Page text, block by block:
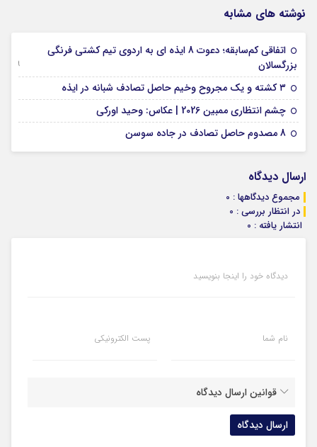
نوشته های مشابه
اتفاقی کم‌سابقه؛ دعوت 8 ایذه ای به اردوی تیم کشتی فرنگی
بزرگسالان
09 جولای 2026
۳ کشته و یک مجروح وخیم حاصل تصادف شبانه در ایذه
چشم انتظاری ممبین 2026 | عکاس: وحید اورکی
8 مصدوم حاصل تصادف در جاده سوسن
ارسال دیدگاه
مجموع دیدگاهها : 0
در انتظار بررسی : 0
انتشار یافته : 0
دیدگاه خود را اینجا بنویسید
نام شما پست الکترونیکی
قوانین ارسال دیدگاه